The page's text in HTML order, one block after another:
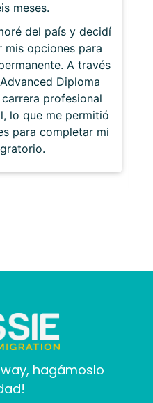
meses.
del país y decidí
mis opciones para
A través
Diploma
profesional
lo que me permitió
para completar mi
hagámoslo